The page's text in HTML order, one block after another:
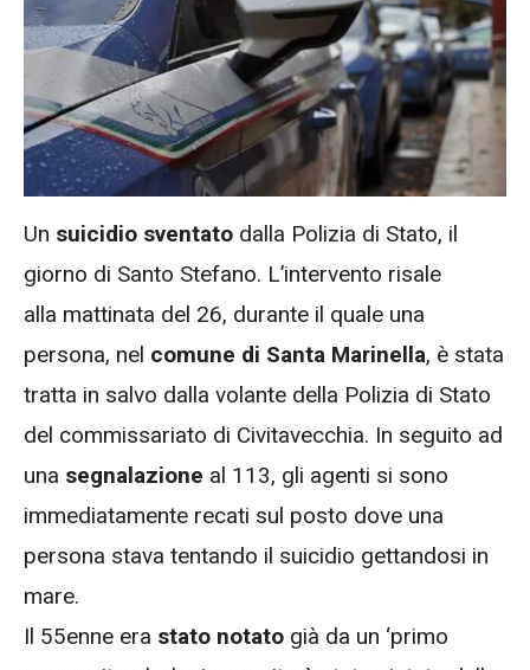
Un suicidio sventato dalla Polizia di Stato, il
giorno di Santo Stefano. L’intervento risale
alla mattinata del 26, durante il quale una
persona, nel comune di Santa Marinella, è stata
tratta in salvo dalla volante della Polizia di Stato
del commissariato di Civitavecchia. In seguito ad
una segnalazione al 113, gli agenti si sono
immediatamente recati sul posto dove una
persona stava tentando il suicidio gettandosi in
mare.
Il 55enne era stato notato già da un ‘primo